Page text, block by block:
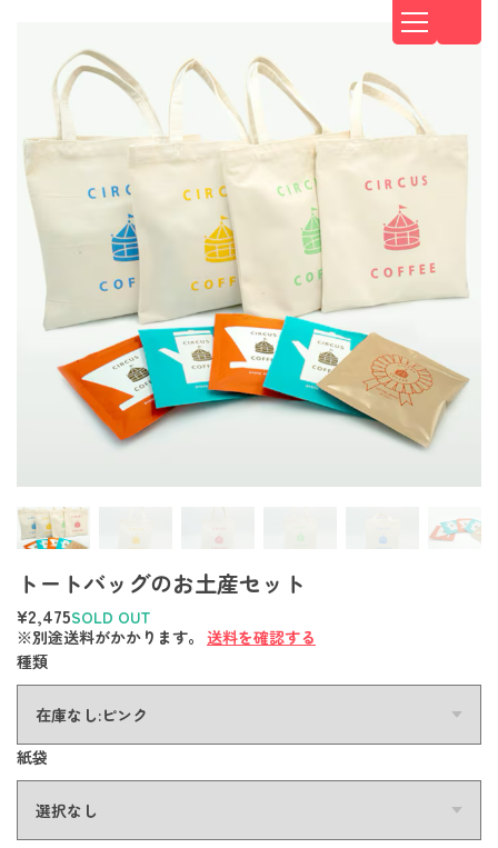
トートバッグのお土産セット
¥2,475SOLD OUT
※別途送料がかかります。 送料を確認する
種類
紙袋